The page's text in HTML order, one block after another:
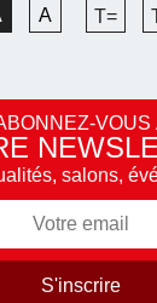
A T=
VOUS
salons,